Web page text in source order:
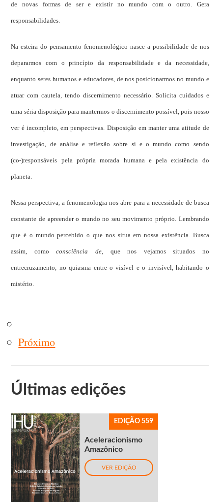
de novas formas de ser e existir no mundo com o outro. Gera
responsabilidades.
Na esteira do pensamento fenomenológico nasce a possibilidade de nos
depararmos com o princípio da responsabilidade e da necessidade,
enquanto seres humanos e educadores, de nos posicionarmos no mundo e
atuar com cautela, tendo discernimento necessário. Solicita cuidados e
uma séria disposição para mantermos o discernimento possível, pois nosso
ver é incompleto, em perspectivas. Disposição em manter uma atitude de
investigação, de análise e reflexão sobre si e o mundo como sendo
(co-)responsáveis pela própria morada humana e pela existência do
planeta.
Nessa perspectiva, a fenomenologia nos abre para a necessidade de busca
constante de apreender o mundo no seu movimento próprio. Lembrando
que é o mundo percebido o que nos situa em nossa existência. Busca
assim, comoconsciência de,que nos vejamos situados no
entrecruzamento, no quiasma entre o visível e o invisível, habitando o
mistério.
Próximo
Últimas edições
EDIÇÃO 559
Aceleracionismo
Amazônico
VER EDIÇÃO